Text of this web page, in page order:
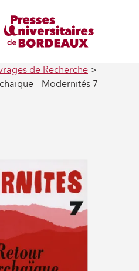
de Recherche
– Modernités 7